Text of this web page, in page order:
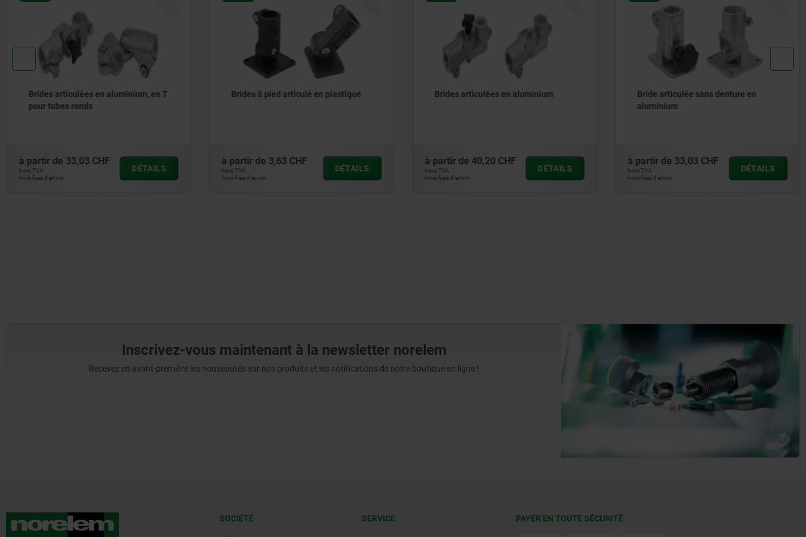
Brides à pied articulé en plastique
à partir de3,63 CHF
hors TVA
hors frais d’envoi
DÉTAILS
Brides articulées en aluminium
à partir de40,20 CHF
hors TVA
hors frais d’envoi
DÉTAILS
Bride articulée sans denture en
à partir de33,03 CHF
hors TVA
hors frais d’envoi
DÉTAILS
Brides à patte en aluminium, avec
denture intérieure
à partir de18,26 CHF
hors TVA
hors frais d’envoi
DÉTAILS
Inscrivez-vous maintenant à la newsletter norelem
Recevez en avant-première les nouveautés sur nos produits et les notifications de notre boutique en ligne !
SOCIÉTÉ SERVICE PAYER EN TOUTE SÉCURITÉ